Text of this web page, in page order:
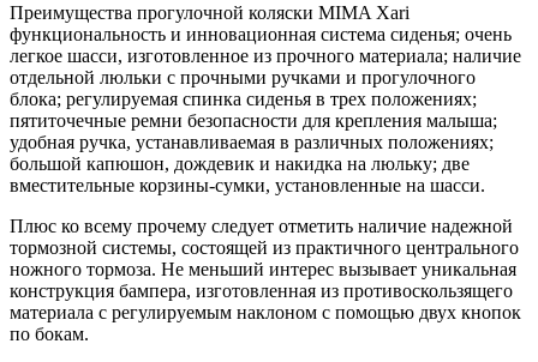
Преимущества прогулочной коляски MIMA Xari
функциональность и инновационная система сиденья; очень
легкое шасси, изготовленное из прочного материала; наличие
отдельной люльки с прочными ручками и прогулочного
блока; регулируемая спинка сиденья в трех положениях;
пятиточечные ремни безопасности для крепления малыша;
удобная ручка, устанавливаемая в различных положениях;
большой капюшон, дождевик и накидка на люльку; две
вместительные корзины-сумки, установленные на шасси.
Плюс ко всему прочему следует отметить наличие надежной
тормозной системы, состоящей из практичного центрального
ножного тормоза. Не меньший интерес вызывает уникальная
конструкция бампера, изготовленная из противоскользящего
материала с регулируемым наклоном с помощью двух кнопок
по бокам.